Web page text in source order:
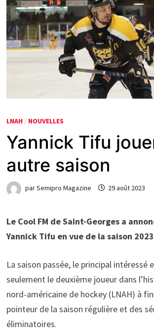
LNAH / NOUVELLES
Yannick Tifu
autre saison
parSemipro Magazine 29 août 2023
Le Cool FM de Saint-Georges a
Yannick Tifu en vue de la saison
La saison passée, le principal intéressé
seulement le deuxième joueur dans
nord-américaine de hockey (LNAH) à
pointeur de la saison régulière et des
éliminatoires.